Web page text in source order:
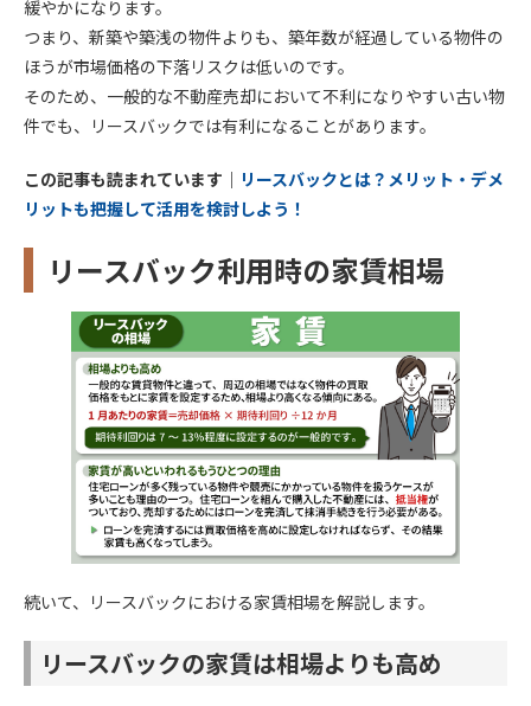
緩やかになります。
つまり、新築や築浅の物件よりも、築年数が経過している物件の
ほうが市場価格の下落リスクは低いのです。
そのため、一般的な不動産売却において不利になりやすい古い物
件でも、リースバックでは有利になることがあります。
この記事も読まれています｜ リースバックとは？メリット・デメ
リットも把握して活用を検討しよう！
リースバック利用時の家賃相場
続いて、リースバックにおける家賃相場を解説します。
リースバックの家賃は相場よりも高め